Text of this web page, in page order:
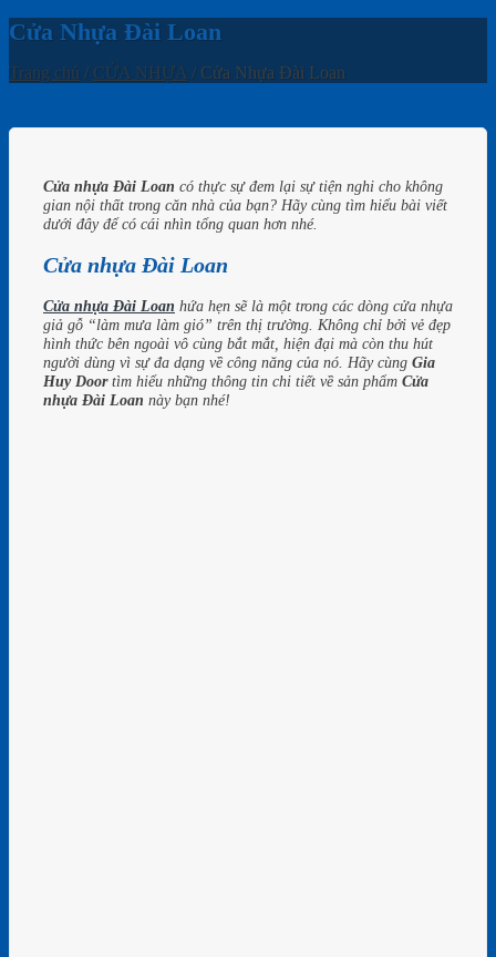
Cửa Nhựa Đài Loan
Trang chủ / CỬA NHỰA / Cửa Nhựa Đài Loan
Cửa nhựa Đài Loan có thực sự đem lại sự tiện nghi cho không
gian nội thất trong căn nhà của bạn? Hãy cùng tìm hiểu bài viết
dưới đây để có cái nhìn tổng quan hơn nhé.
Cửa nhựa Đài Loan
Cửa nhựa Đài Loan hứa hẹn sẽ là một trong các dòng cửa nhựa
giả gỗ “làm mưa làm gió” trên thị trường. Không chỉ bởi vẻ đẹp
hình thức bên ngoài vô cùng bắt mắt, hiện đại mà còn thu hút
người dùng vì sự đa dạng về công năng của nó. Hãy cùng Gia
Huy Doortìm hiểu những thông tin chi tiết về sản phẩm Cửa
nhựa Đài Loan này bạn nhé!